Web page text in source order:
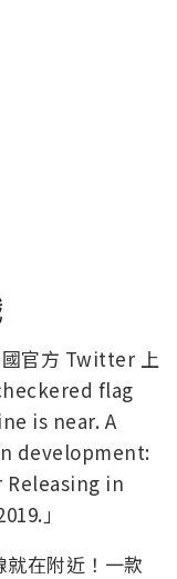
官方 Twitter 上
flag
is near. A
development:
Releasing in
」
就在附近！一款